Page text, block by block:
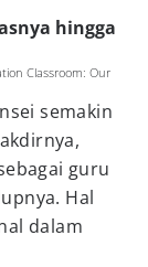
hingga
Classroom: Our
semakin
guru
Hal
dalam